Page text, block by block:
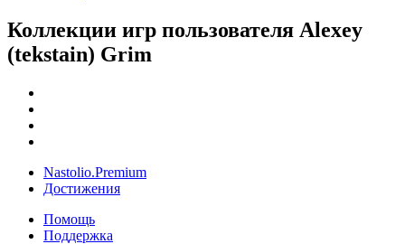
Коллекции игр пользователя Alexey
(tekstain) Grim
Nastolio.Premium
Достижения
Помощь
Поддержка